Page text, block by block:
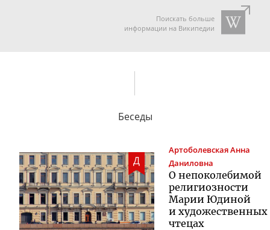
Поискать больше
информации на Википедии
Беседы
Д
АртоболевскаяАнна
Даниловна
О непоколебимой
религиозности
Марии Юдиной
и художественных
чтецах